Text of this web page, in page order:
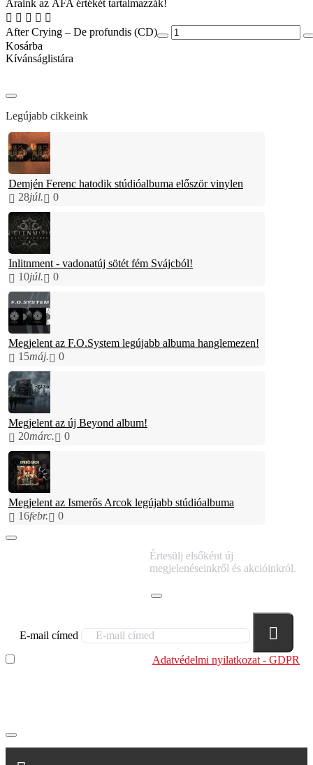
Áraink az ÁFA értékét tartalmazzák!
After Crying – De profundis (CD)
Kosárba
Kívánságlistára
Legújabb cikkeink
Demjén Ferenc hatodik stúdióalbuma először vinylen
28júl. 0
Inlitnment - vadonatúj sötét fém Svájcból!
10júl. 0
Megjelent az F.O.System legújabb albuma hanglemezen!
15máj. 0
Megjelent az új Beyond album!
20márc. 0
Megjelent az Ismerős Arcok legújabb stúdióalbuma
16febr. 0
Értesülj elsőként új
megjelenéseinkről és akcióinkról.
E-mail címed
Adatvédelmi nyilatkozat - GDPR